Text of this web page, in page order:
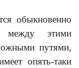
обыкновенно
между этими
путями,
опять-таки